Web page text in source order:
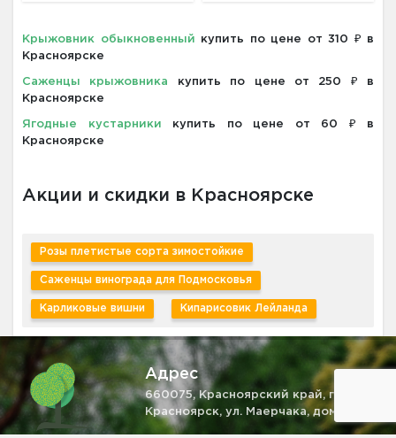
Крыжовник обыкновенный купить по цене от 310 ₽ в
Красноярске
Саженцы крыжовника
купить по цене от 250 ₽ в
Красноярске
Ягодные кустарники купить по цене от 60 ₽ в
Красноярске
Акции и скидки в Красноярске
Розы плетистые сорта зимостойкие
Саженцы винограда для Подмосковья
Карликовые вишни Кипарисовик Лейланда
Адрес
660075, Красноярский край, г.
Красноярск, ул. Маерчака, дом 4